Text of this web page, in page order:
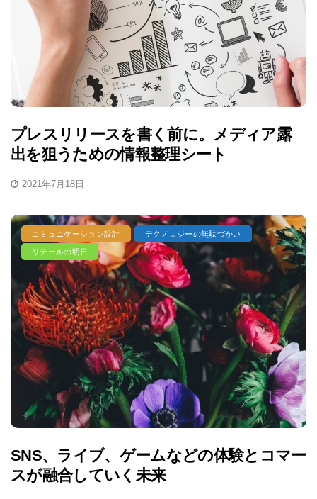
プレスリリースを書く前に。メディア露
出を狙うための情報整理シート
2021年7月18日
コミュニケーション設計 テクノロジーの無駄づかい
リテールの明日
SNS、ライブ、ゲームなどの体験とコマー
スが融合していく未来